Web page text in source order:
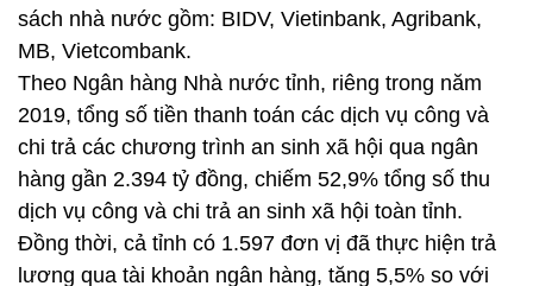
sách nhà nước gồm: BIDV, Vietinbank, Agribank,
MB, Vietcombank.
Theo Ngân hàng Nhà nước tỉnh, riêng trong năm
2019, tổng số tiền thanh toán các dịch vụ công và
chi trả các chương trình an sinh xã hội qua ngân
hàng gần 2.394 tỷ đồng, chiếm 52,9% tổng số thu
dịch vụ công và chi trả an sinh xã hội toàn tỉnh.
Đồng thời, cả tỉnh có 1.597 đơn vị đã thực hiện trả
lương qua tài khoản ngân hàng, tăng 5,5% so với